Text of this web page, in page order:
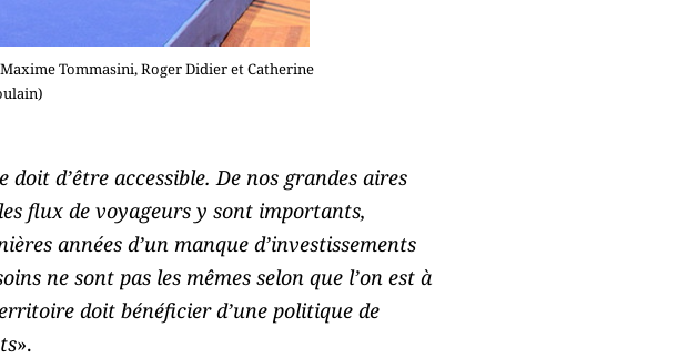
Tommasini, Roger Didier et Catherine
d’être accessible. De nos grandes aires
flux de voyageurs y sont importants,
années d’un manque d’investissements
ne sont pas les mêmes selon que l’on est à
doit bénéficier d’une politique de
».